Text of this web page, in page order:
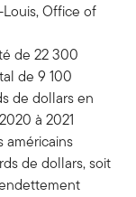
Office of
de 22 300
de 9 100
de dollars en
à 2021
américains
de dollars, soit